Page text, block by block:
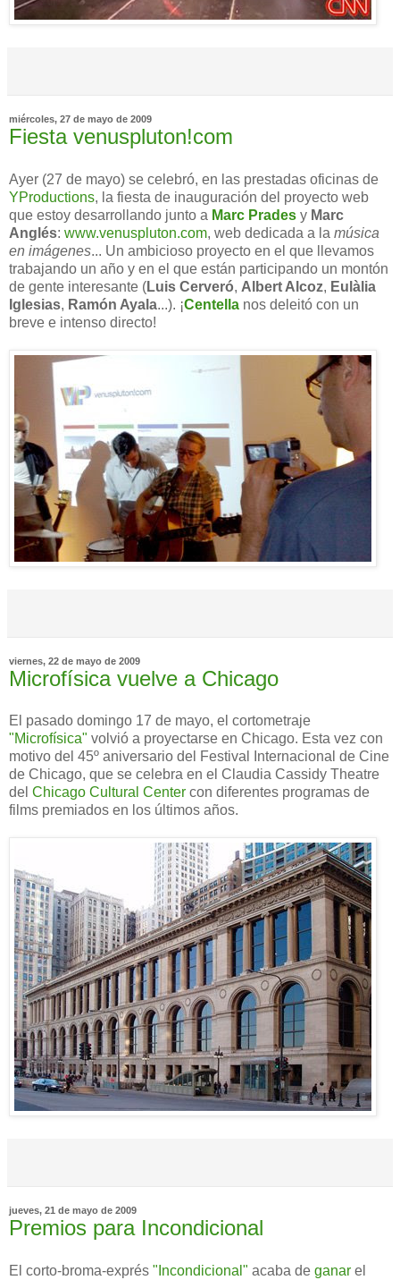
miércoles, 27 de mayo de 2009
Fiesta venuspluton!com
Ayer (27 de mayo) se celebró, en las prestadas oficinas de
YProductions, la fiesta de inauguración del proyecto web
que estoy desarrollando junto a Marc Prades y Marc
Anglés: www.venuspluton.com, web dedicada a la música
en imágenes... Un ambicioso proyecto en el que llevamos
trabajando un año y en el que están participando un montón
de gente interesante (Luis Cerveró, Albert Alcoz, Eulàlia
Iglesias, Ramón Ayala...). ¡Centella nos deleitó con un
breve e intenso directo!
viernes, 22 de mayo de 2009
Microfísica vuelve a Chicago
El pasado domingo 17 de mayo, el cortometraje
"Microfísica" volvió a proyectarse en Chicago. Esta vez con
motivo del 45º aniversario del Festival Internacional de Cine
de Chicago, que se celebra en el Claudia Cassidy Theatre
del Chicago Cultural Center con diferentes programas de
films premiados en los últimos años.
jueves, 21 de mayo de 2009
Premios para Incondicional
El corto-broma-exprés "Incondicional" acaba de ganar el